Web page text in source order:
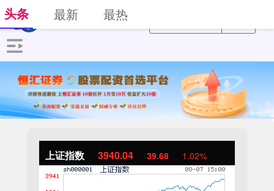
上证指数 3940.04 39.68 1.02%
头条 最新 最热